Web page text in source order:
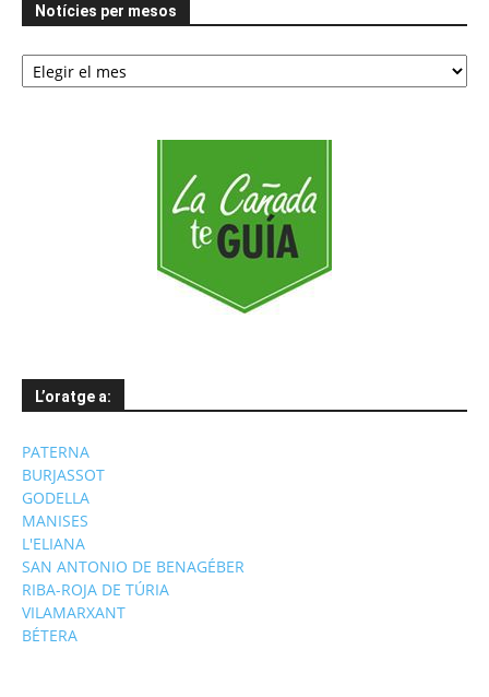
Notícies per mesos
Notícies
per
L’oratge a:
PATERNA
BURJASSOT
GODELLA
MANISES
L'ELIANA
SAN ANTONIO DE BENAGÉBER
RIBA-ROJA DE TÚRIA
VILAMARXANT
BÉTERA